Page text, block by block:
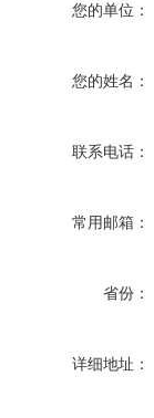
您的单位：
您的姓名：
联系电话：
常用邮箱：
省份：
详细地址：